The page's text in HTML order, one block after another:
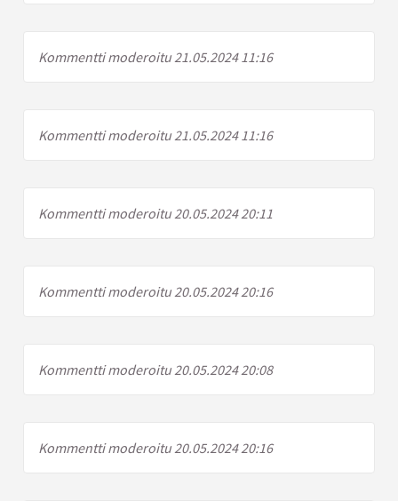
Kommentti moderoitu 21.05.2024 11:16
Kommentti moderoitu 21.05.2024 11:16
Kommentti moderoitu 20.05.2024 20:11
Kommentti moderoitu 20.05.2024 20:16
Kommentti moderoitu 20.05.2024 20:08
Kommentti moderoitu 20.05.2024 20:16